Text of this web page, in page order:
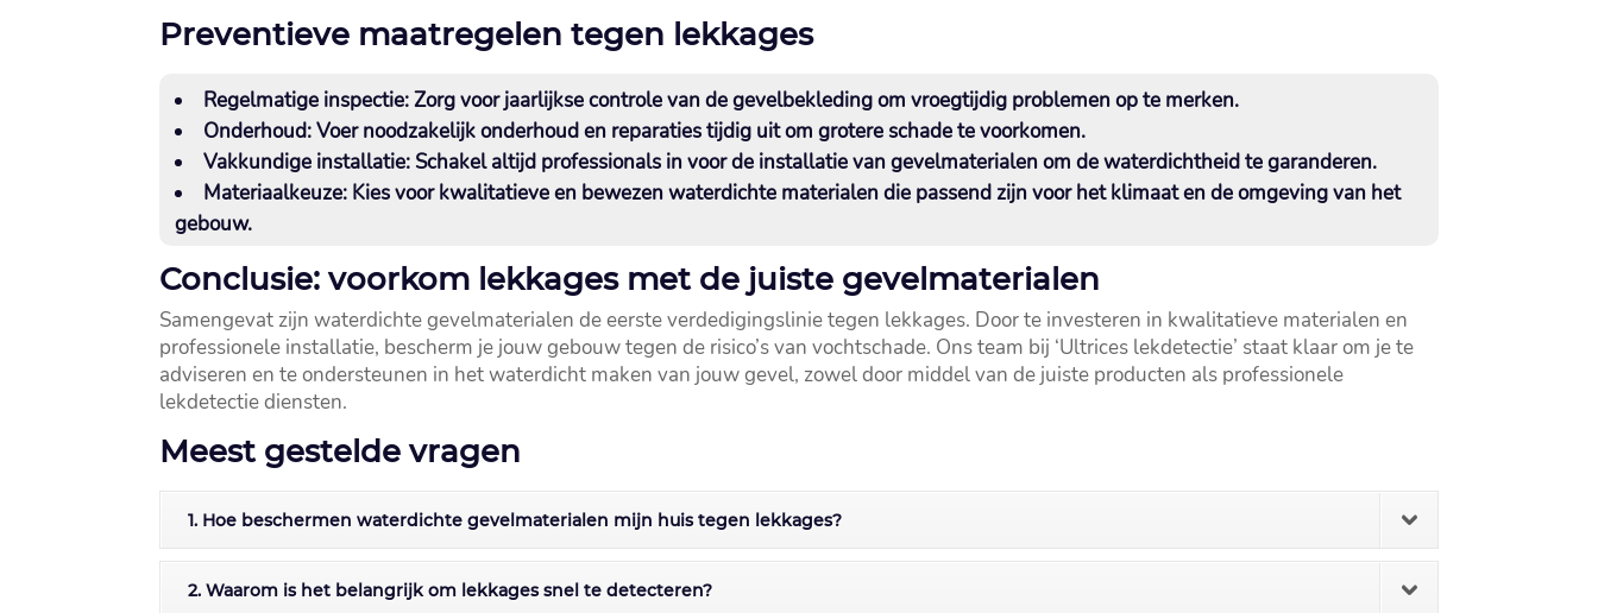
Preventieve maatregelen tegen lekkages
Regelmatige inspectie:Zorg voor jaarlijkse controle van de gevelbekleding om vroegtijdig problemen op te merken.​
Onderhoud:Voer noodzakelijk onderhoud en reparaties tijdig uit om grotere schade te voorkomen.​
Vakkundige installatie: Schakel altijd professionals in voor de installatie van gevelmaterialen om de waterdichtheid te garanderen.​
Materiaalkeuze: Kies voor kwalitatieve en bewezen waterdichte materialen die passend zijn voor het klimaat en de omgeving van het
gebouw.​
Conclusie: voorkom lekkages met de juiste gevelmaterialen
Samengevat zijn waterdichte gevelmaterialen de eerste verdedigingslinie tegen lekkages.​ Door te investeren in kwalitatieve materialen en
professionele installatie, bescherm je jouw gebouw tegen de risico’s van vochtschade.​ Ons team bij ‘Ultrices lekdetectie’ staat klaar om je te
adviseren en te ondersteunen in het waterdicht maken van jouw gevel, zowel door middel van de juiste producten als professionele
lekdetectie diensten.​
Meest gestelde vragen
1. Hoe beschermen waterdichte gevelmaterialen mijn huis tegen lekkages?
2. Waarom is het belangrijk om lekkages snel te detecteren?